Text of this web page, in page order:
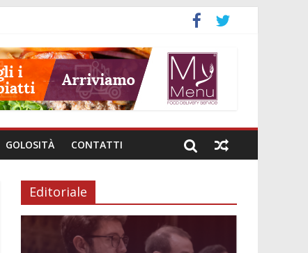
GOLOSITÀ CONTATTI
Editoriale